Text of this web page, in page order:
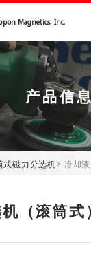
Magnetics, Inc.
产品信
式磁力分选机> 冷却
（滚筒式